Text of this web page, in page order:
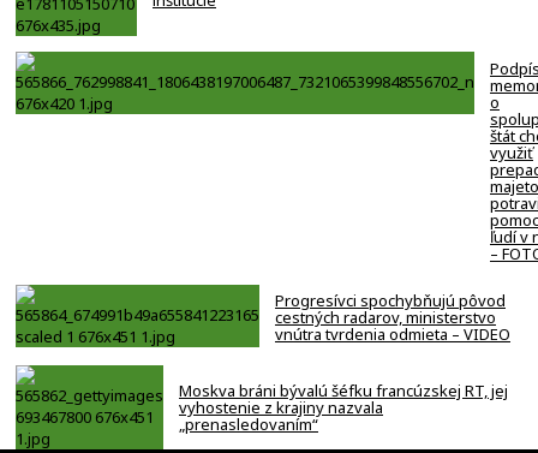
o
štát
využiť
ľudí v
–
Progresívci spochybňujú pôvod
cestných radarov, ministerstvo
vnútra tvrdenia odmieta – VIDEO
Moskva bráni bývalú šéfku francúzskej RT, jej
vyhostenie z krajiny nazvala
„prenasledovaním“